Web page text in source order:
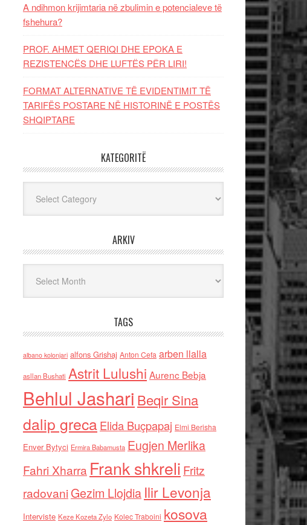
A ndihmon krijimtaria në zbulimin e potencialeve të
fshehura?
PROF. AHMET QERIQI DHE EPOKA E
REZISTENCЁS DHE LUFTЁS PЁR LIRI!
FORMAT ALTERNATIVE TË EVIDENTIMIT TË
TARIFËS POSTARE NË HISTORINË E POSTËS
SHQIPTARE
KATEGORITË
ARKIV
TAGS
albano kolonjari alfons Grishaj Anton Cefa arben llalla
asllan Bushati Astrit Lulushi Aurenc Bebja
Behlul Jashari Beqir Sina
dalip grecaElida Buçpapaj Elmi Berisha
Enver Bytyci Ermira Babamusta Eugjen Merlika
Fahri Xharra Frank shkreli Fritz
radovaniGezim Llojdia Ilir Levonja
Interviste Keze Kozeta Zylo Kolec Traboini kosova